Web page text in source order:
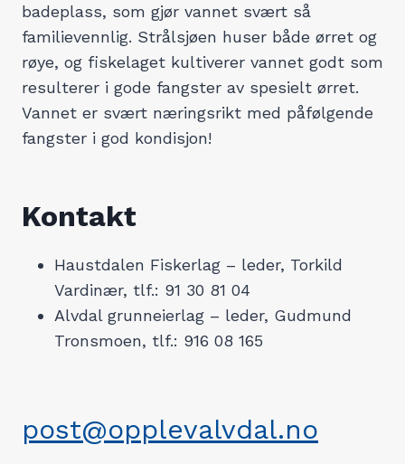
badeplass, som gjør vannet svært så
familievennlig. Strålsjøen huser både ørret og
røye, og fiskelaget kultiverer vannet godt som
resulterer i gode fangster av spesielt ørret.
Vannet er svært næringsrikt med påfølgende
fangster i god kondisjon!
Kontakt
Haustdalen Fiskerlag – leder, Torkild
Vardinær, tlf.: 91 30 81 04
Alvdal grunneierlag – leder, Gudmund
Tronsmoen, tlf.: 916 08 165
post@opplevalvdal.no